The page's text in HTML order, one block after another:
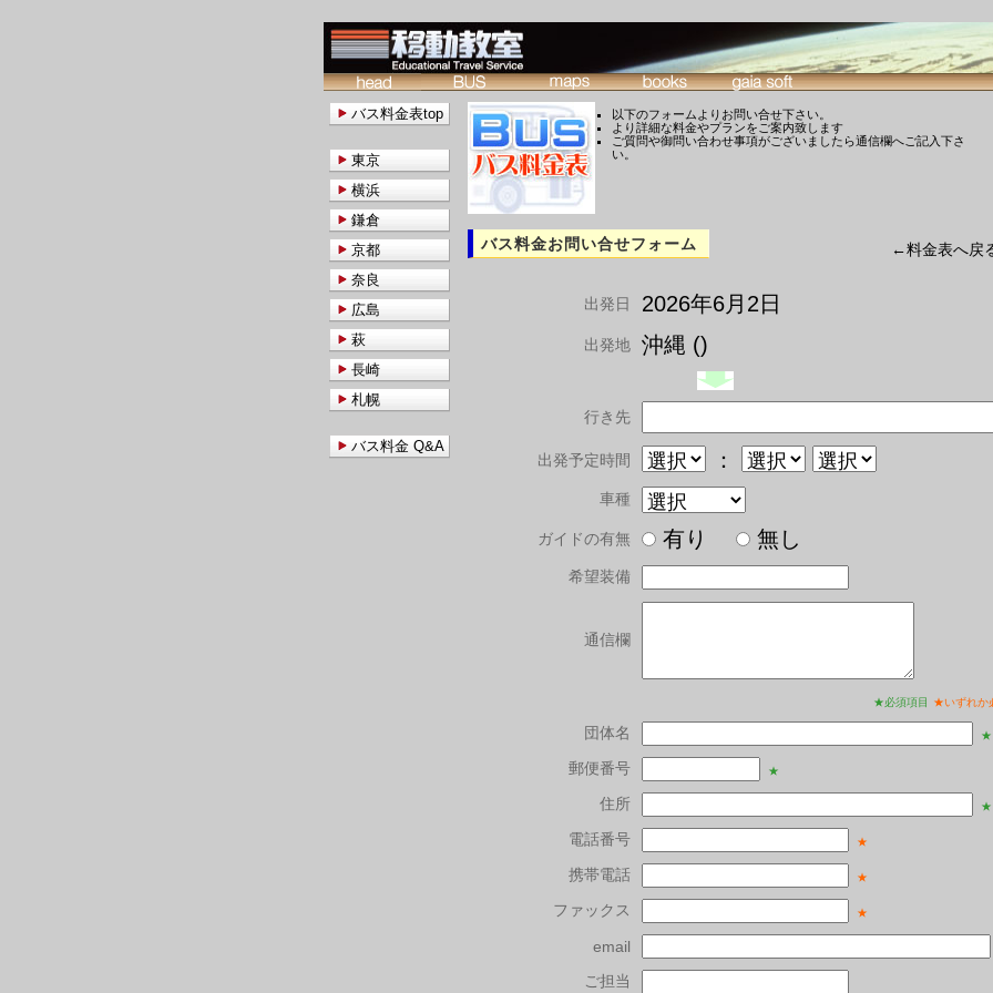
以下のフォームよりお問い合せ下さい。
より詳細な料金やプランをご案内致します
ご質問や御問い合わせ事項がございましたら通信欄へご記入下さ
い。
バス料金お問い合せフォーム ←料金表へ戻
出発日 2026年6月2日
出発地 沖縄 ()
行き先
出発予定時間 ：
車種
ガイドの有無 有り 無し
希望装備
通信欄
★必須項目 ★いずれか
団体名 ★
郵便番号 ★
住所 ★
電話番号 ★
携帯電話 ★
ファックス ★
email
ご担当
バス料金表top
東京
横浜
鎌倉
京都
奈良
広島
萩
長崎
札幌
バス料金 Q&A